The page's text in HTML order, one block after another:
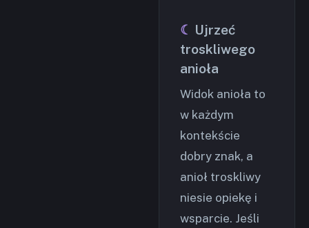
Ujrzeć
troskliwego
anioła
Widok anioła to
w każdym
kontekście
dobry znak, a
anioł troskliwy
niesie opiekę i
wsparcie. Jeśli